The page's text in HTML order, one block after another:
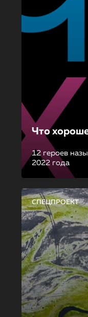
Что
12 героев
2022 года
СПЕЦПРОЕКТ